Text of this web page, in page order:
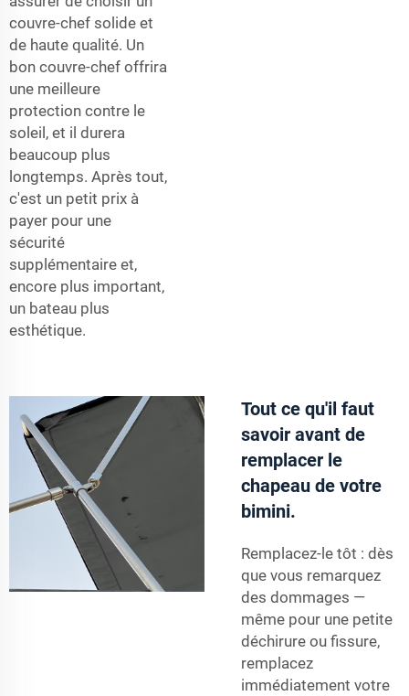
couvre-chef solide et
de haute qualité. Un
bon couvre-chef offrira
une meilleure
protection contre le
soleil, et il durera
beaucoup plus
longtemps. Après tout,
c'est un petit prix à
payer pour une
sécurité
supplémentaire et,
encore plus important,
un bateau plus
esthétique.
Tout ce qu'il faut
savoir avant de
remplacer le
chapeau de votre
bimini.
Remplacez-le tôt : dès
que vous remarquez
des dommages —
même pour une petite
déchirure ou fissure,
remplacez
immédiatement votre